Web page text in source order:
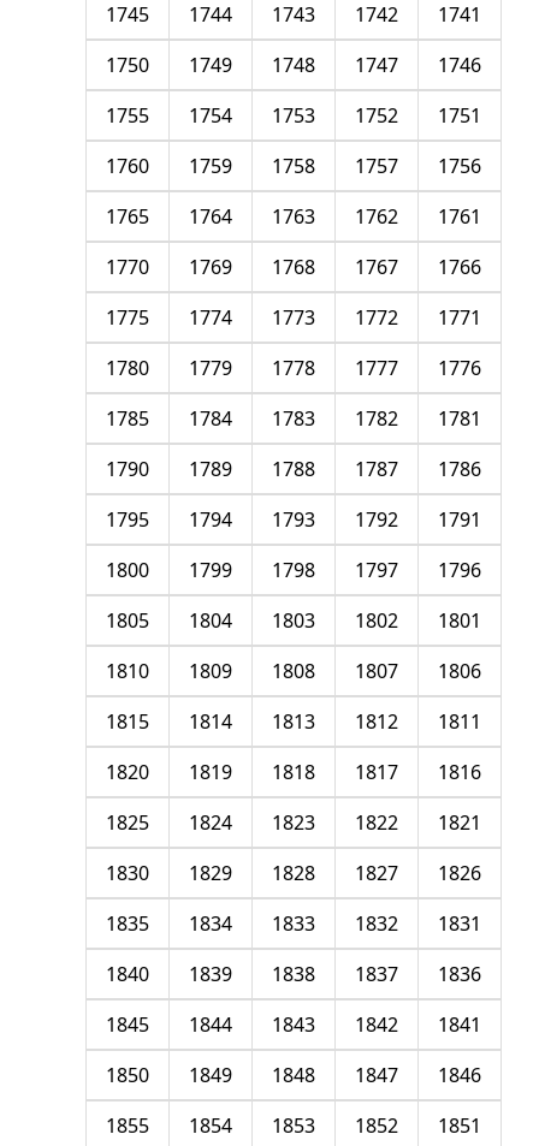
1741
1742
1743
1744
1745
1746
1747
1748
1749
1750
1751
1752
1753
1754
1755
1756
1757
1758
1759
1760
1761
1762
1763
1764
1765
1766
1767
1768
1769
1770
1771
1772
1773
1774
1775
1776
1777
1778
1779
1780
1781
1782
1783
1784
1785
1786
1787
1788
1789
1790
1791
1792
1793
1794
1795
1796
1797
1798
1799
1800
1801
1802
1803
1804
1805
1806
1807
1808
1809
1810
1811
1812
1813
1814
1815
1816
1817
1818
1819
1820
1821
1822
1823
1824
1825
1826
1827
1828
1829
1830
1831
1832
1833
1834
1835
1836
1837
1838
1839
1840
1841
1842
1843
1844
1845
1846
1847
1848
1849
1850
1851
1852
1853
1854
1855